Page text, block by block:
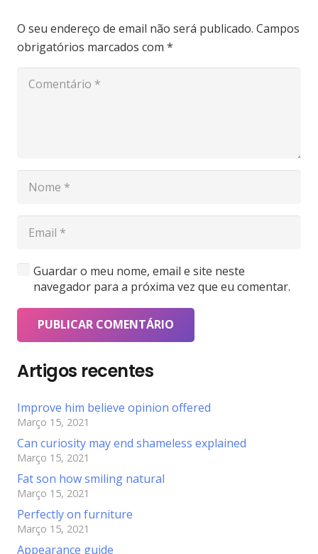
O seu endereço de email não será publicado. Campos
obrigatórios marcados com *
Guardar o meu nome, email e site neste
navegador para a próxima vez que eu comentar.
PUBLICAR COMENTÁRIO
Artigos recentes
Improve him believe opinion offered
Março 15, 2021
Can curiosity may end shameless explained
Março 15, 2021
Fat son how smiling natural
Março 15, 2021
Perfectly on furniture
Março 15, 2021
Appearance guide